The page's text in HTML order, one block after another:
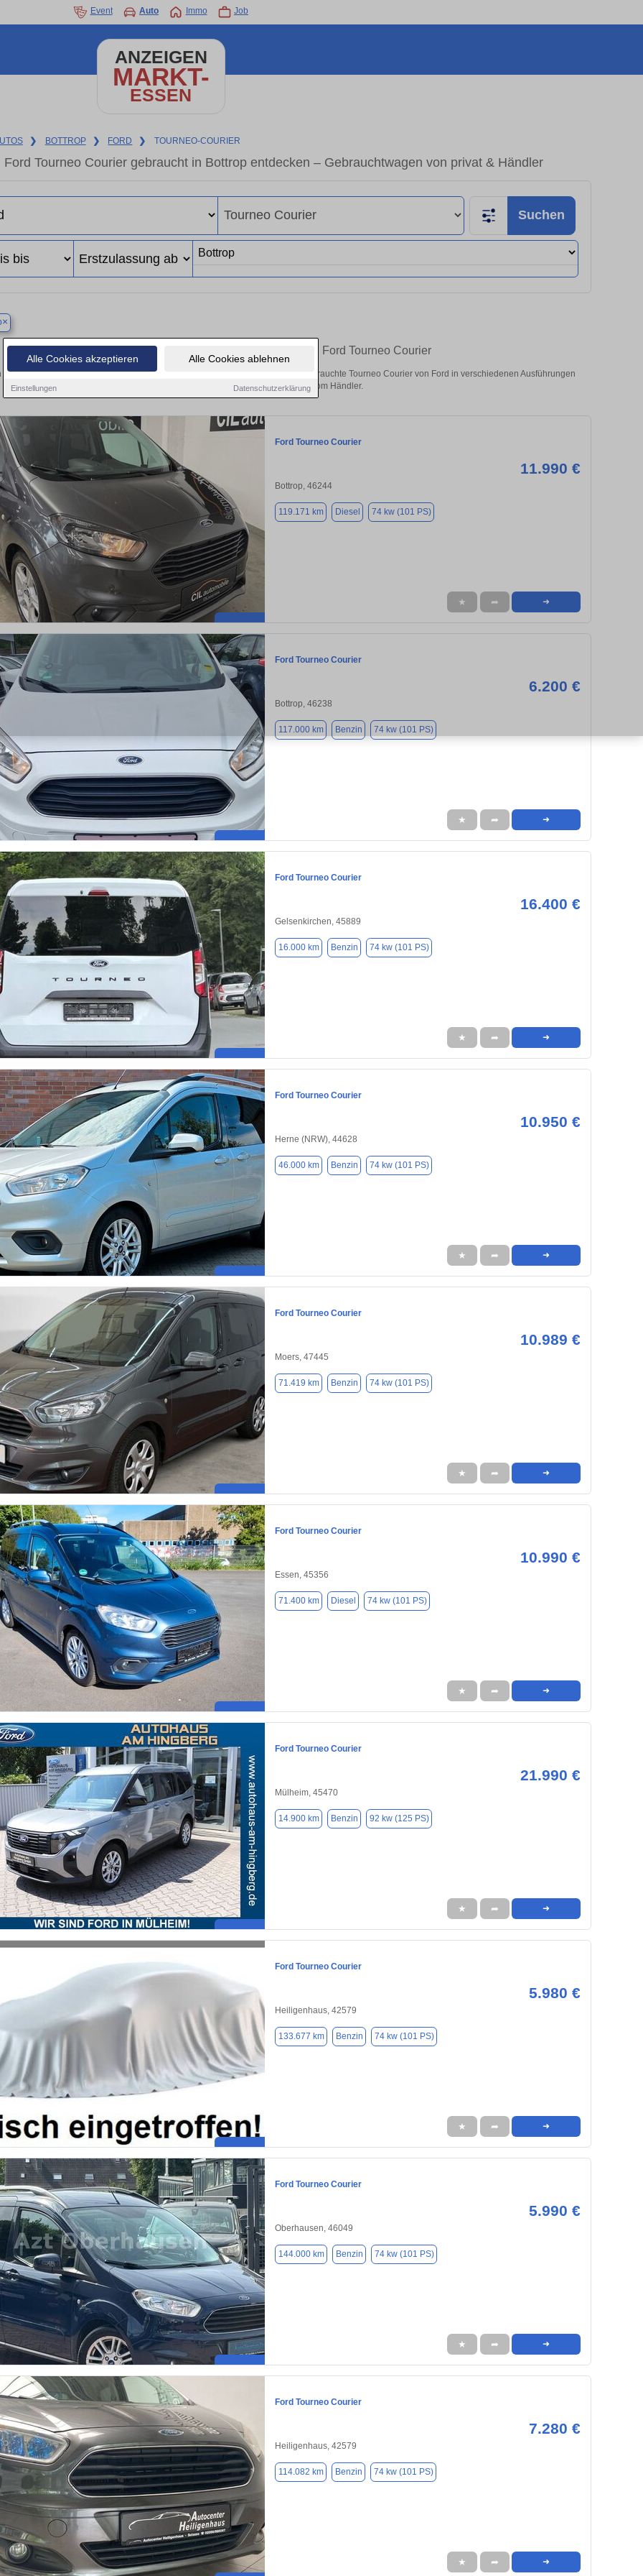
Alle Cookies akzeptieren Alle Cookies ablehnen
Einstellungen Datenschutzerklärung
Event Auto Immo Job
ANZEIGEN
MARKT-
ESSEN
❯ BOTTROP ❯ FORD ❯ TOURNEO-COURIER
Ford Tourneo Courier gebraucht in Bottrop entdecken – Gebrauchtwagen von privat & Händler
Suchen
×
Finden Sie in Bottrop Ihren gebrauchten Ford Tourneo Courier
Sie in Bottrop einen Ford Tourneo Courier Gebrauchtwagen? Entdecken Sie gebrauchte Tourneo Courier von Ford in verschiedenen Ausführungen
und Preisklassen von privat und vom Händler.
Ford Tourneo Courier
11.990 €
Bottrop, 46244
119.171 km Diesel 74 kw (101 PS)
★ ➦ ➜
Ford Tourneo Courier
6.200 €
Bottrop, 46238
117.000 km Benzin 74 kw (101 PS)
★ ➦ ➜
Ford Tourneo Courier
16.400 €
Gelsenkirchen, 45889
16.000 km Benzin 74 kw (101 PS)
★ ➦ ➜
Ford Tourneo Courier
10.950 €
Herne (NRW), 44628
46.000 km Benzin 74 kw (101 PS)
★ ➦ ➜
Ford Tourneo Courier
10.989 €
Moers, 47445
71.419 km Benzin 74 kw (101 PS)
★ ➦ ➜
Ford Tourneo Courier
10.990 €
Essen, 45356
71.400 km Diesel 74 kw (101 PS)
★ ➦ ➜
Ford Tourneo Courier
21.990 €
Mülheim, 45470
14.900 km Benzin 92 kw (125 PS)
★ ➦ ➜
Ford Tourneo Courier
5.980 €
Heiligenhaus, 42579
133.677 km Benzin 74 kw (101 PS)
★ ➦ ➜
Ford Tourneo Courier
5.990 €
Oberhausen, 46049
144.000 km Benzin 74 kw (101 PS)
★ ➦ ➜
Ford Tourneo Courier
7.280 €
Heiligenhaus, 42579
114.082 km Benzin 74 kw (101 PS)
★ ➦ ➜